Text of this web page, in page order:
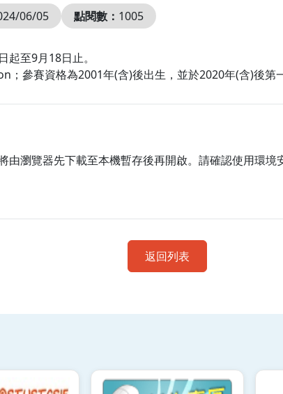
06/05 點閱數： 1005
至9月18日止。
參賽資格為2001年(含)後出生，並於2020年(含)後第
瀏覽器先下載至本機暫存後再開啟。請確認使用環境
返回列表